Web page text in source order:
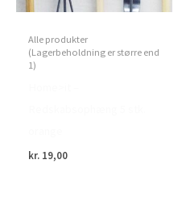
Alle produkter
(Lagerbeholdning er større end
1)
kr. 19,00